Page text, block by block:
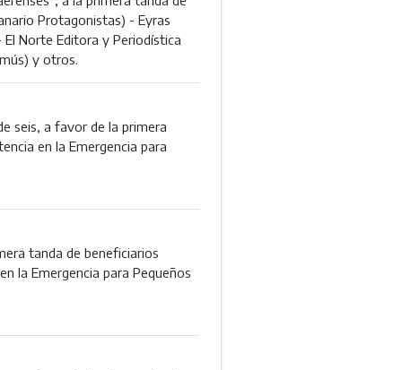
Protagonistas) - Eyras
El Norte Editora y Periodística
y otros.
seis, a favor de la primera
en la Emergencia para
tanda de beneficiarios
la Emergencia para Pequeños